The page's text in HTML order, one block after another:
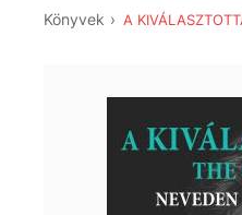
Könyvek A